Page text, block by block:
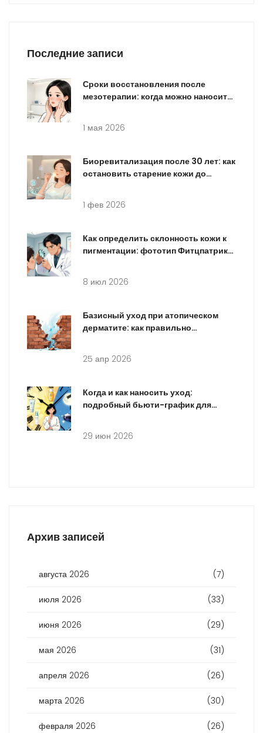
Последние записи
Сроки восстановления после
мезотерапии: когда можно наносить
1 мая 2026
Биоревитализация после 30 лет: как
остановить старение кожи до
1 фев 2026
Как определить склонность кожи к
пигментации: фототип Фитцпатрика
8 июл 2026
Базисный уход при атопическом
дерматите: как правильно
25 апр 2026
Когда и как наносить уход:
подробный бьюти-график для
29 июн 2026
Архив записей
августа 2026 (7)
июля 2026 (33)
июня 2026 (29)
мая 2026 (31)
апреля 2026 (26)
марта 2026 (30)
февраля 2026 (26)